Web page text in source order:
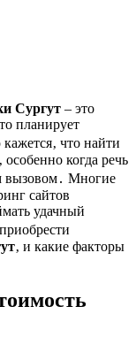
Сургут – это
планирует
что найти
когда речь
вызовом․ Многие
сайтов
удачный
‚ и какие факторы